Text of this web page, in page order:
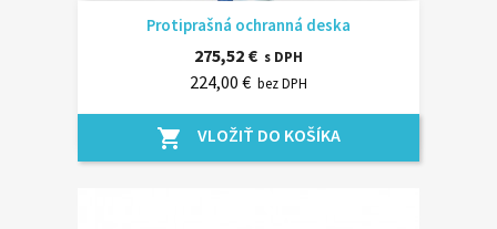
Protiprašná ochranná deska
275,52 € s DPH
224,00 € bez DPH
shopping_cart VLOŽIŤ DO KOŠÍKA